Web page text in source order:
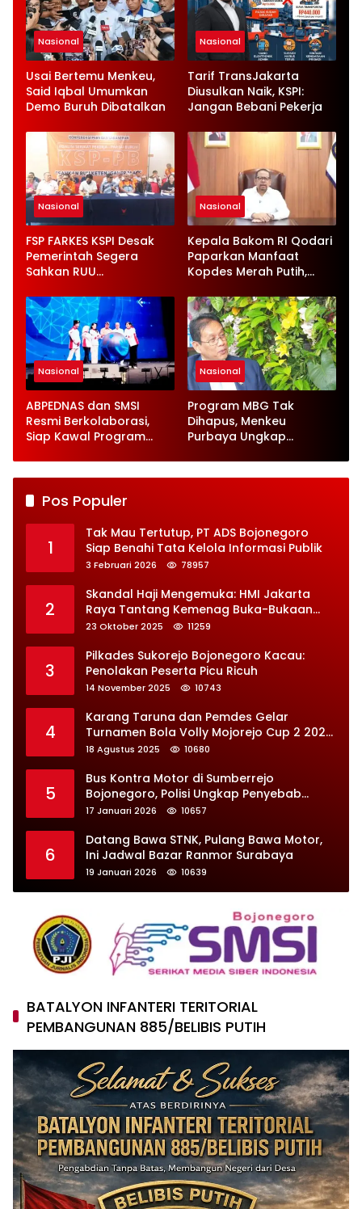
Nasional
Usai Bertemu Menkeu,
Said Iqbal Umumkan
Demo Buruh Dibatalkan
Nasional
Tarif TransJakarta
Diusulkan Naik, KSPI:
Jangan Bebani Pekerja
Nasional
FSP FARKES KSPI Desak
Pemerintah Segera
Sahkan RUU
Nasional
Kepala Bakom RI Qodari
Paparkan Manfaat
Kopdes Merah Putih,
Kerja
Nasional
ABPEDNAS dan SMSI
Resmi Berkolaborasi,
Siap Kawal Program
Nasional
Program MBG Tak
Dihapus, Menkeu
Purbaya Ungkap
besaran
Pos Populer
1
Tak Mau Tertutup, PT ADS Bojonegoro
Siap Benahi Tata Kelola Informasi Publik
3 Februari 2026 78957
2
Skandal Haji Mengemuka: HMI Jakarta
Raya Tantang Kemenag Buka-Bukaan
Soal Kontrak Syarekah Bermasalah
23 Oktober 2025 11259
3
Pilkades Sukorejo Bojonegoro Kacau:
Penolakan Peserta Picu Ricuh
14 November 2025 10743
4
Karang Taruna dan Pemdes Gelar
Turnamen Bola Volly Mojorejo Cup 2 2025,
Diikuti 28 Tim
18 Agustus 2025 10680
5
Bus Kontra Motor di Sumberrejo
Bojonegoro, Polisi Ungkap Penyebab
Kecelakaan
17 Januari 2026 10657
6
Datang Bawa STNK, Pulang Bawa Motor,
Ini Jadwal Bazar Ranmor Surabaya
19 Januari 2026 10639
BATALYON INFANTERI TERITORIAL
PEMBANGUNAN 885/BELIBIS PUTIH